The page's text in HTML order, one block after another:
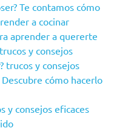
Te contamos cómo
a cocinar
aprender a quererte
y consejos
trucos y consejos
cómo hacerlo
y consejos eficaces